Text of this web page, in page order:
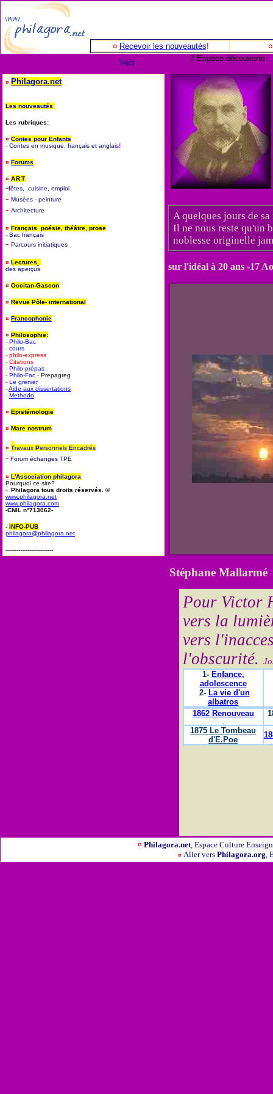
¤ Recevoir les nouveautés!
Vers
l' Espace découverte
¤ Philagora.net
Les nouveautés
Les rubriques:
¤ Contes pour Enfants
- Contes en musique, français et anglais!
¤ Forums
¤ ART
-fêtes, cuisine, emploi
- Musées - peinture
- Architecture
¤ Français poésie, théâtre, prose
- Bac français
- Parcours initiatiques
¤ Lectures
des aperçus
¤ Occitan-Gascon
¤ Revue Pôle- international
¤ Francophonie
¤ Philosophie:
- Philo-Bac
- cours
- philo-express
- Citations
- Philo-prépas
- Philo-Fac - Prepagreg
- Le grenier
-Aide aux dissertations
- Methodo
¤ Epistémologie
¤ Mare nostrum
¤ Travaux Personnels Encadrés
- Forum échanges TPE
¤ L'Association philagora
Pourquoi ce site?
- Philagora tous droits réservés. ©
www.philagora.net
www.philagora.com
-CNIL n°713062-
- INFO-PUB
philagora@philagora.net
--------------------------
A quelques jours de
Il ne nous reste qu'un
noblesse originelle
sur l'idéal à 20 ans -17
Stéphane Mallarmé
Pour Victor
vers la
vers
l'obscurité.
1- Enfance,
adolescence
2- La vie d'un
albatros
1862 Renouveau
1875 Le Tombeau
d'E.Poe
¤ Philagora.net, Espace Culture
¤ Aller vers Philagora.org,